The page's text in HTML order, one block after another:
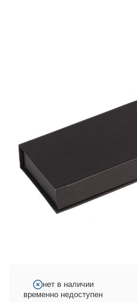
нет в наличии
временно недоступен